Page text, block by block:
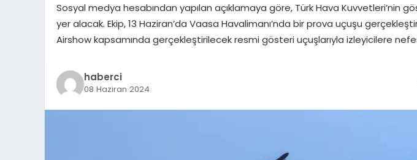
Sosyal medya hesabından yapılan açıklamaya göre, Türk Hava Kuvvetleri’nin
yer alacak. Ekip, 13 Haziran’da Vaasa Havalimanı’nda bir prova uçuşu
Airshow kapsamında gerçekleştirilecek resmi gösteri uçuşlarıyla izleyicilere
haberci
08 Haziran 2024